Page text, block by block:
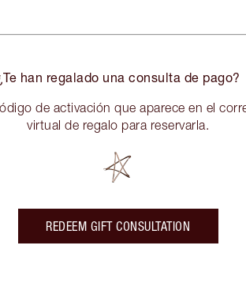
han regalado una consulta de pago?
de activación que aparece en el
virtual de regalo para reservarla.
REDEEM GIFT CONSULTATION